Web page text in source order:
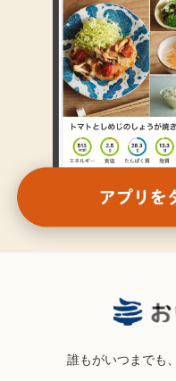
誰もがいつまでも、